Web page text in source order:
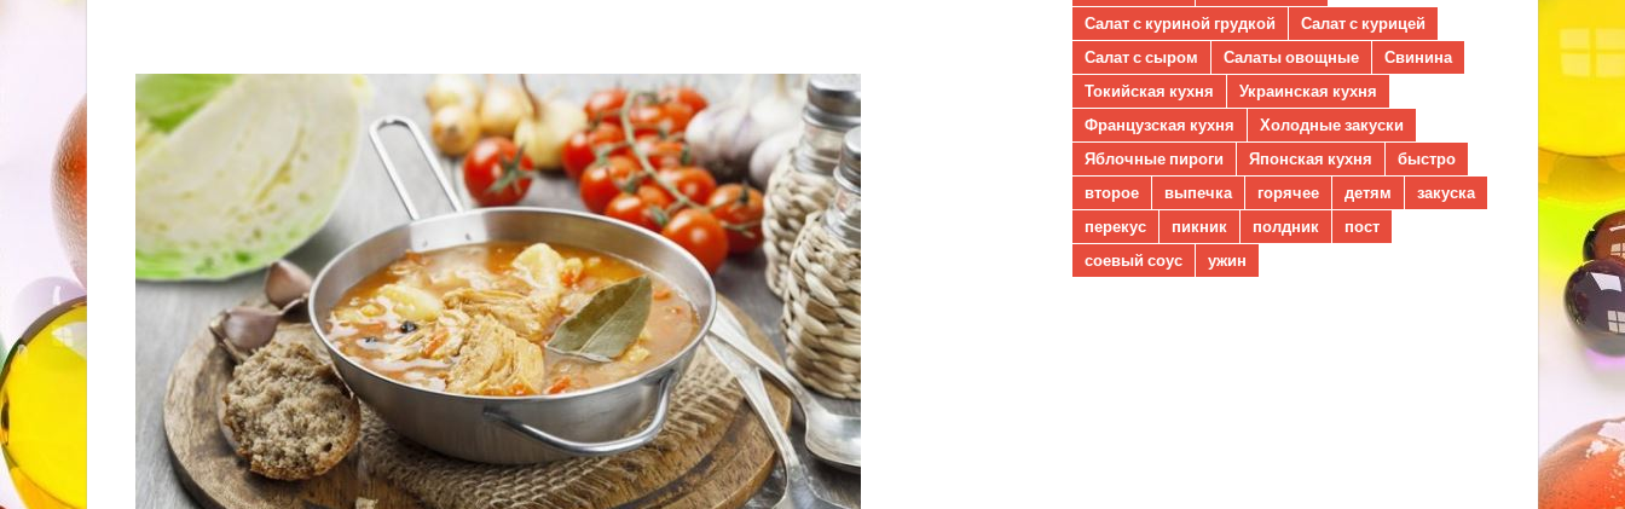
Салат с куриной грудкой
Салат с курицей
Салат с сыром
Салаты овощные
Свинина
Токийская кухня
Украинская кухня
Французская кухня
Холодные закуски
Яблочные пироги
Японская кухня
быстро
второе
выпечка горячее детям
закуска
перекус
пикник полдник
пост
соевый соус
ужин